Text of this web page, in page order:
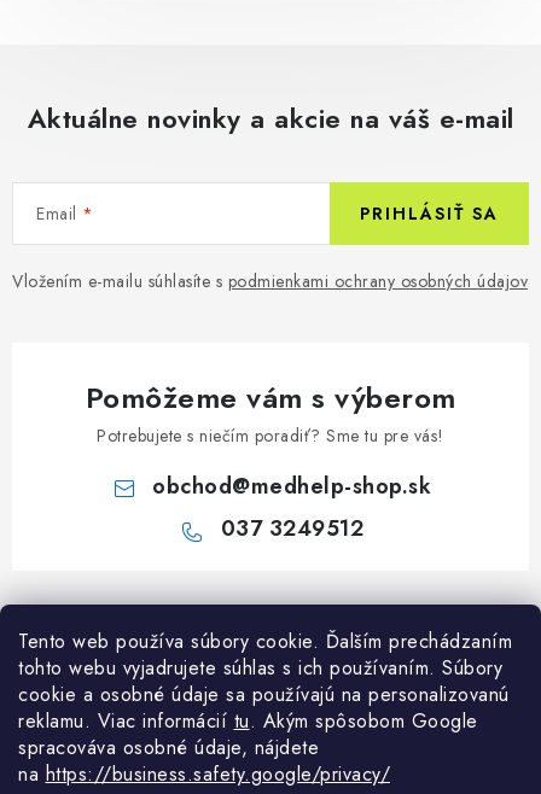
Tento web používa súbory cookie. Ďalším prechádzaním
tohto webu vyjadrujete súhlas s ich používaním. Súbory
cookie a osobné údaje sa používajú na personalizovanú
reklamu. Viac informácií tu. Akým spôsobom Google
spracováva osobné údaje, nájdete
na https://business.safety.google/privacy/
Aktuálne novinky a akcie na váš e-mail
Email
Vložením e-mailu súhlasíte s podmienkami ochrany osobných údajov
PRIHLÁSIŤ SA
Pomôžeme vám s výberom
Potrebujete s niečím poradiť? Sme tu pre vás!
obchod@medhelp-shop.sk
037 3249512
Z
á
Informácie pre vás
O firme
Všetko o nákupe
Kontakty
Všetko o nákupe
Obchodné podmienky
NAPÍŠTE NÁM NA WHATSAPP